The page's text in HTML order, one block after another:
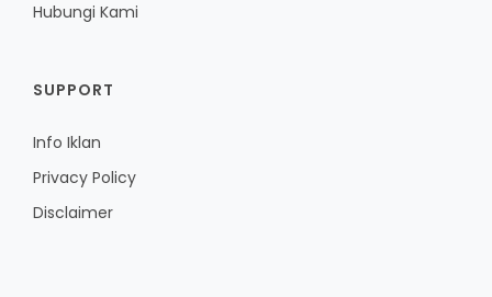
Hubungi Kami
SUPPORT
Info Iklan
Privacy Policy
Disclaimer